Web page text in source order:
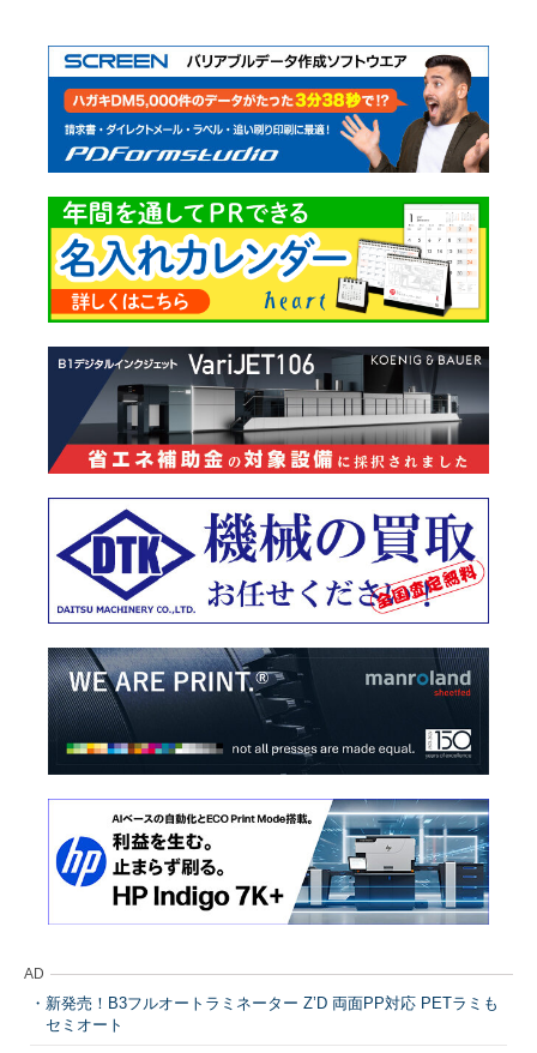
AD
新発売！B3フルオートラミネーター Z’D 両面PP対応 PETラミも
セミオート